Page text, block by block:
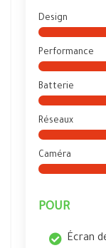
Design
Performance
Batterie
Réseaux
Caméra
POUR
Écran